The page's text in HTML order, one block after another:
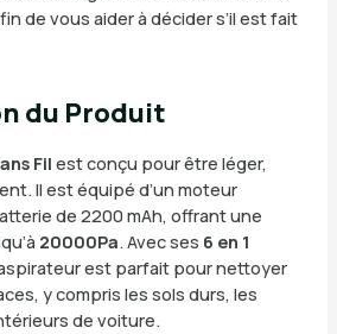
de vous aider à décider s’il est fait
du Produit
Fil est conçu pour être léger,
Il est équipé d’un moteur
de 2200 mAh, offrant une
20000Pa. Avec ses 6 en 1
est parfait pour nettoyer
y compris les sols durs, les
de voiture.